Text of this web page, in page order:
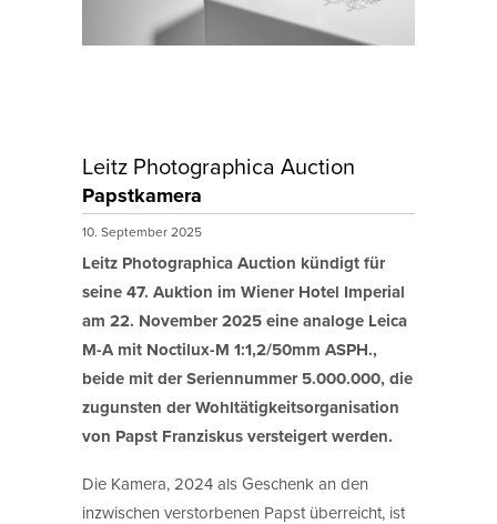
Leitz Photographica Auction
Papstkamera
10. September 2025
Leitz Photographica Auction kündigt für
seine 47. Auktion im Wiener Hotel Imperial
am 22. November 2025 eine analoge Leica
M-A mit Noctilux-M 1:1,2/50mm ASPH.,
beide mit der Seriennummer 5.000.000, die
zugunsten der Wohltätigkeitsorganisation
von Papst Franziskus versteigert werden.
Die Kamera, 2024 als Geschenk an den
inzwischen verstorbenen Papst überreicht, ist